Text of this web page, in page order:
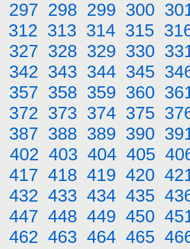
297 298 299 300
312 313 314 315
327 328 329 330
342 343 344 345
357 358 359 360
372 373 374 375
387 388 389 390
402 403 404 405
417 418 419 420
432 433 434 435
447 448 449 450
462 463 464 465